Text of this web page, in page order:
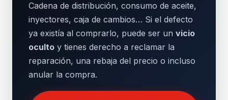
Cadena de distribución, consumo de aceite,
inyectores, caja de cambios… Si el defecto
ya existía al comprarlo, puede ser un vicio
oculto y tienes derecho a reclamar la
reparación, una rebaja del precio o incluso
anular la compra.